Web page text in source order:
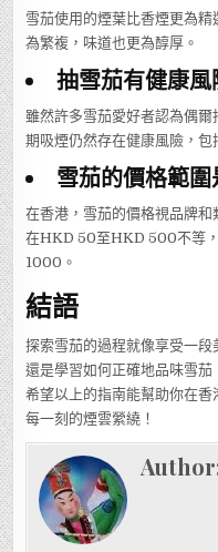
雪茄使用的煙葉比香煙更為
為繁複，味道也更為醇厚。
抽雪茄有健康風
雖然許多雪茄愛好者認為偶
期吸煙仍然存在健康風險，包
雪茄的價格範圍
在香港，雪茄的價格視品牌
在HKD 50至HKD 500不等
1000。
結語
探索雪茄的過程就像享受一段
還是學習如何正確地品味雪茄
希望以上的指南能幫助你在
每一刻的煙雲縈繞！